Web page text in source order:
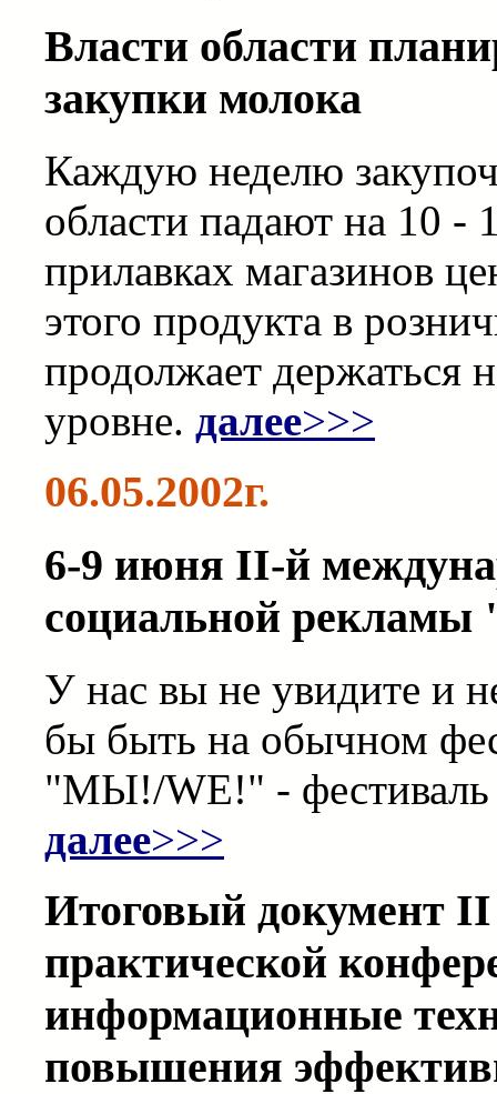
Власти области
закупки молока
Каждую неделю
области падают на 10 -
прилавках магазинов
этого продукта в
продолжает держаться
уровне. далее>>>
06.05.2002г.
6-9 июня II-й
социальной
У нас вы не увидите и
бы быть на обычном
"МЫ!/WE!" - фестиваль
далее>>>
Итоговый документ
практической
информационные
повышения